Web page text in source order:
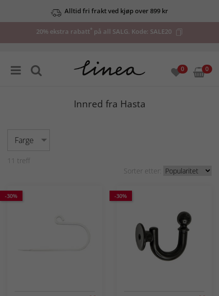
Alltid fri frakt ved kjøp over 899 kr
20% ekstra rabatt* på all SALG. Kode: SALE20
0 0
Innred fra Hasta
Farge
11 treff
Sorter etter:
-30% -30%